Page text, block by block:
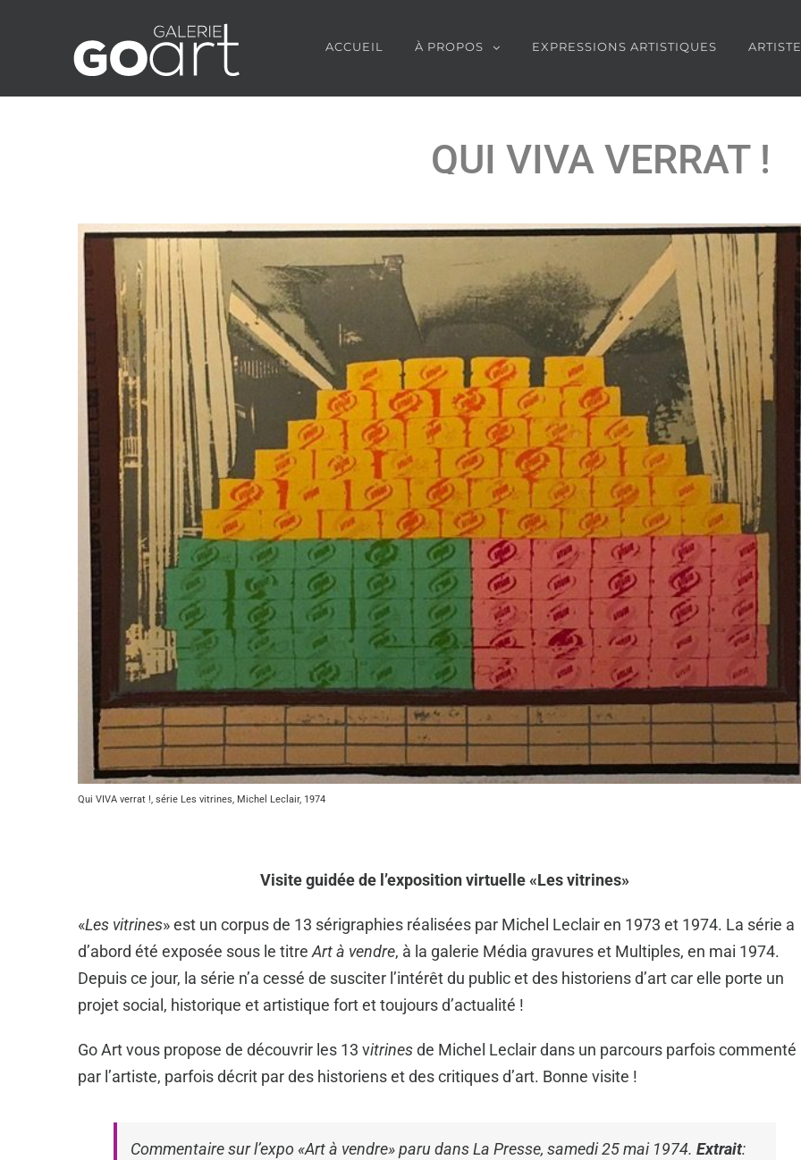
ACCUEIL À PROPOS EXPRESSIONS ARTISTIQUES
QUI VIVA VERRAT !
Agrandir
l&apos;image
Qui VIVA verrat !, série Les vitrines, Michel Leclair, 1974
Visite guidée de l’exposition virtuelle «Les vitrines»
«Les vitrines» est un corpus de 13 sérigraphies réalisées par Michel Leclair en 1973 et 1974. La série a
d’abord été exposée sous le titreArt à vendre, à la galerie Média gravures et Multiples, en mai 1974.
Depuis ce jour, la série n’a cessé de susciter l’intérêt du public et des historiens d’art car elle porte un
projet social, historique et artistique fort et toujours d’actualité !
Go Art vous propose de découvrir les 13 vitrinesde Michel Leclair dans un parcours parfois commenté
par l’artiste, parfois décrit par des historiens et des critiques d’art. Bonne visite !
Commentaire sur l’expo «Art à vendre» paru dans La Presse, samedi 25 mai 1974. Extrait: